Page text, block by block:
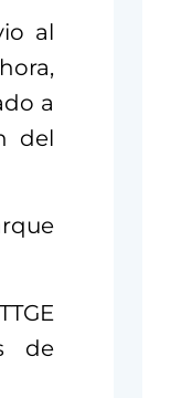
al
a
del
de